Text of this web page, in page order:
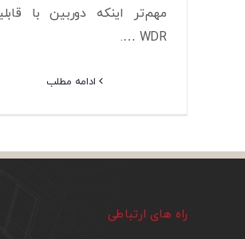
مهم‌تر اینکه دوربین با
WDR ….
ادامه مطلب
راه های ارتباطی